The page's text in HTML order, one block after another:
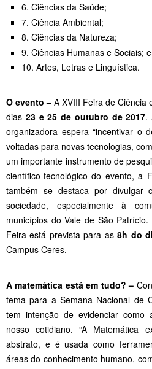
6. Ciências da Saúde;
7. Ciência Ambiental;
8. Ciências da Natureza;
9. Ciências Humanas e Sociais; e
10. Artes, Letras e Linguística.
O evento – A XVIII Feira de Ciência
dias 23 e 25 de outubro de 2017.
organizadora espera “incentivar o
voltadas para novas tecnologias,
um importante instrumento de
científico-tecnológico do evento, a
também se destaca por divulgar
sociedade, especialmente à
municípios do Vale de São
Feira está prevista para as8h do
Campus Ceres.
A matemática está em tudo? –
tema para a Semana Nacional de
tem intenção de evidenciar como
nosso cotidiano. “A Matemática
abstrato, e é usada como
áreas do conhecimento humano,